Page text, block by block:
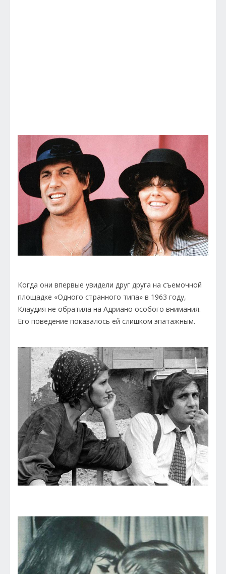
Когда они впервые увидели друг друга на съемочной
площадке «Одного странного типа» в 1963 году,
Клаудия не обратила на Адриано особого внимания.
Его поведение показалось ей слишком эпатажным.